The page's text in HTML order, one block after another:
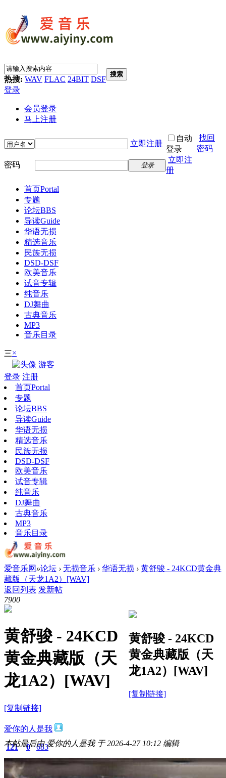
热搜: WAV FLAC 24BIT DSF
搜索
登录
会员登录
马上注册
立即注册
自动
登录
找回
密码
密码
登录
立即注
册
首页Portal
专题
论坛BBS
导读Guide
华语无损
精选音乐
民族无损
DSD-DSF
欧美音乐
试音专辑
纯音乐
DJ舞曲
古典音乐
MP3
音乐目录
三×
游客
登录 注册
首页Portal
专题
论坛BBS
导读Guide
华语无损
精选音乐
民族无损
DSD-DSF
欧美音乐
试音专辑
纯音乐
DJ舞曲
古典音乐
MP3
音乐目录
爱音乐网 »论坛 › 无损音乐 › 华语无损 › 黄舒骏 - 24KCD黄金典
藏版（天龙1A2）[WAV]
返回列表 发新帖
7900
黄舒骏 - 24KCD
黄金典藏版（天
龙1A2）[WAV]
[复制链接]
黄舒骏 - 24KCD
黄金典藏版（天
龙1A2）[WAV]
[复制链接]
爱你的人是我
121
主题
0
回帖
683
积分
本帖最后由 爱你的人是我 于 2026-4-27 10:12 编辑